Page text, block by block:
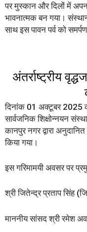
पर मुस्कान और दिलों में
भावनात्मक बन गया।
साथ इस पावन पर्व को
अंतर्राष्ट्रीय
दिनांक 01 अक्टूबर 2025
सार्वजनिक शिक्षोन्नयन
कानपुर नगर द्वारा
किया गया।
इस गरिमामयी अवसर पर
श्री जितेन्द्र प्रताप सिंह
माननीय सांसद श्री रमेश